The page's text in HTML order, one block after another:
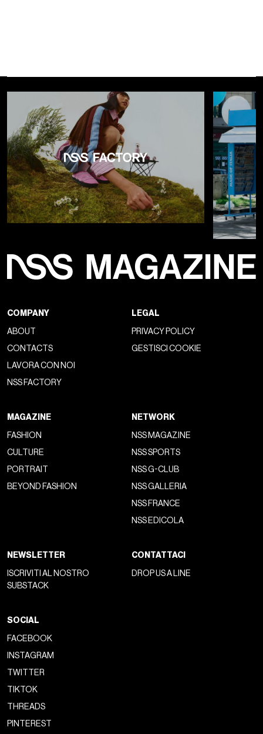
COMPANY
ABOUT
CONTACTS
LAVORA CON NOI
NSS FACTORY
LEGAL
PRIVACY POLICY
GESTISCI COOKIE
MAGAZINE
FASHION
CULTURE
PORTRAIT
BEYOND FASHION
NETWORK
NSS MAGAZINE
NSS SPORTS
NSS G-CLUB
NSS GALLERIA
NSS FRANCE
NSS EDICOLA
NEWSLETTER
ISCRIVITI AL NOSTRO
SUBSTACK
CONTATTACI
DROP US A LINE
SOCIAL
FACEBOOK
INSTAGRAM
TWITTER
TIKTOK
THREADS
PINTEREST